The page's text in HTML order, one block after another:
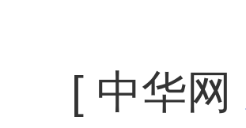
[ 中华网